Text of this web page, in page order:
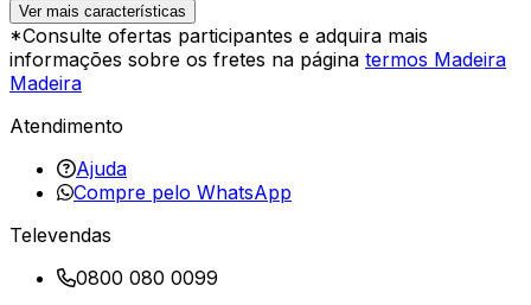
Ver mais características
*Consulte ofertas participantes e adquira mais
informações sobre os fretes na página termos Madeira
Madeira
Atendimento
Ajuda
Compre pelo WhatsApp
Televendas
0800 080 0099